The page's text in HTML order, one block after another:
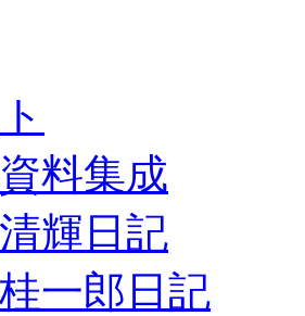
料集成
輝日記
一郎日記